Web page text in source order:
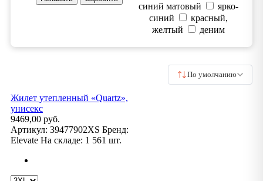
синий матовый
ярко-
синий
красный,
желтый
деним
По умолчанию
Жилет утепленный «Quartz»,
унисекс
9469,00 руб.
Артикул: 39477902XS Бренд:
Elevate На складе: 1 561 шт.